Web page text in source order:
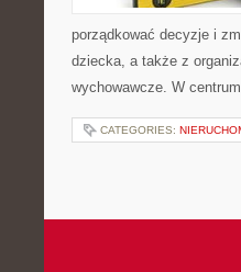
porządkować decyzje i
dziecka, a także z
wychowawcze. W
CATEGORIES: